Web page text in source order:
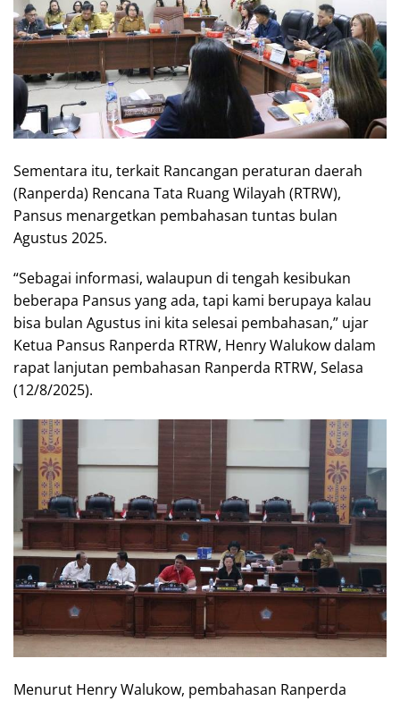
Sementara itu, terkait Rancangan peraturan daerah
(Ranperda) Rencana Tata Ruang Wilayah (RTRW),
Pansus menargetkan pembahasan tuntas bulan
Agustus 2025.
“Sebagai informasi, walaupun di tengah kesibukan
beberapa Pansus yang ada, tapi kami berupaya kalau
bisa bulan Agustus ini kita selesai pembahasan,” ujar
Ketua Pansus Ranperda RTRW, Henry Walukow dalam
rapat lanjutan pembahasan Ranperda RTRW, Selasa
(12/8/2025).
Menurut Henry Walukow, pembahasan Ranperda